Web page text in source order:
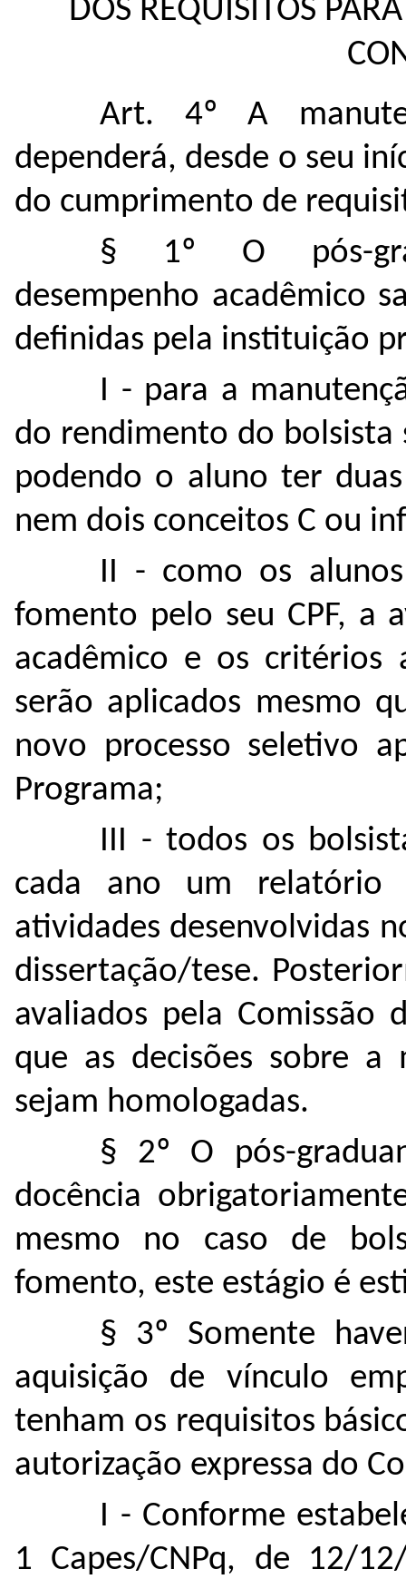
DOS REQUISITOS
Art. 4º A
dependerá, desde o seu
do cumprimento de
§ 1º O pós-
desempenho acadêmico
definidas pela instituição
I - para a
do rendimento do bolsista
podendo o aluno ter
nem dois conceitos C ou
II - como os
fomento pelo seu CPF, a
acadêmico e os critérios
serão aplicados mesmo
novo processo seletivo
Programa;
III - todos os
cada ano um relatório
atividades desenvolvidas
dissertação/tese.
avaliados pela Comissão
que as decisões sobre a
sejam homologadas.
§ 2º O pós-
docência
mesmo no caso de
fomento, este estágio é
§ 3º Somente
aquisição de vínculo
tenham os requisitos
autorização expressa do
I - Conforme
1 Capes/CNPq, de 12/